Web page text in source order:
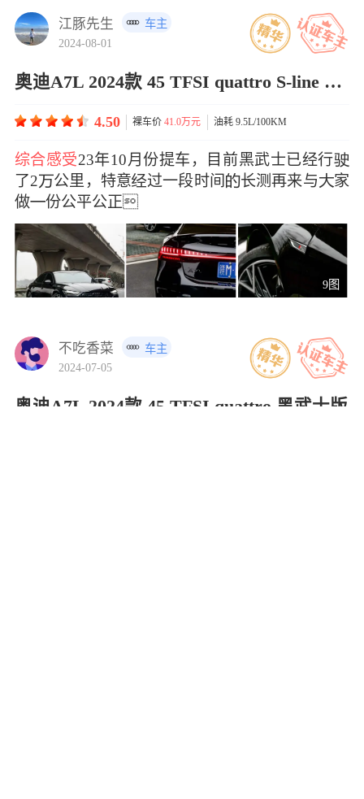
江豚先生
车主
2024-08-01
奥迪A7L 2024款 45 TFSI quattro S-line 黑武士版
4.50 裸车价41.0万元 油耗 9.5L/100KM
综合感受23年10月份提车，目前黑武士已经行
了2公里，特意过一段时间长测再来与家
做份公平公正
9图
不吃香菜
车主
2024-07-05
奥迪A7L 2024款 45 TFSI quattro 黑武士版